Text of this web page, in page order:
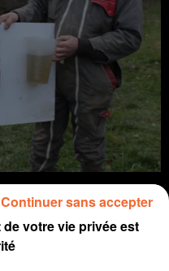
votre vie privée est
Continuer sans accepter